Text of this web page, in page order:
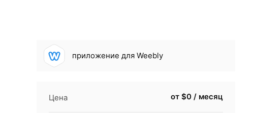
приложение для Weebly
Цена от $0 / месяц